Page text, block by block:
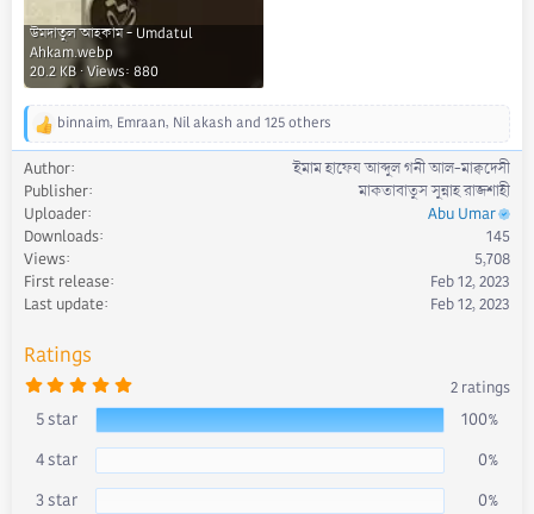
উমদাতুল আহকাম - Umdatul
Ahkam.webp
20.2 KB · Views: 880
R
e
a
c
t
i
o
n
s
binnaim, Emraan, Nil akash and 125 others
Author
ইমাম হাফেয আব্দুল গনী আল-মাক্বদেসী
Publisher
মাকতাবাতুস সুন্নাহ রাজশাহী
Uploader
Abu Umar
Downloads
145
Views
5,708
First release
Feb 12, 2023
Last update
Feb 12, 2023
Ratings
5
0
0
s
a
r
2 ratings
5 star
100%
4 star
0%
3 star
0%